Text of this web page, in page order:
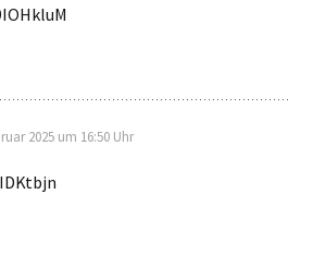
2025 um 16:50 Uhr